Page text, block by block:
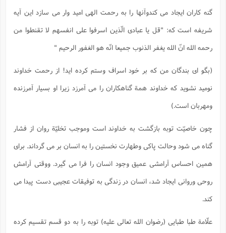
گنه کاران ایجاد می کندوآنها را به رحمت الهی امید وار می سازد این آیه
شریفه است که: "قل یا عبادی الّذین اسرفوا علی انفسهم لا تقنطوا من
رحمه الله انّ الله یغفر الذنوب جمیعا انّه هو الغفور الرحیم "
(بگو ای بندگان من که بر خود اسراف وستم کرده اید! از رحمت خداوند
نومید نشوید که خداوند همة گناهکاران را می آمرزد زیرا او بسیار آمرزنده
ومهربان است.)
چون خاصیّت توبه بازگشت به خداوند است وموجب تخلیّة روان از فشار
گناه می شود وحالت پاکی وطهارت نخستین را به انسان بر می گرداند. برای
همین احساس آرامشی عمیق وجود انسان را فرا می گیرد. ووقتی آرامش
روحی وروانی ایجاد شد، انسان در زندگی به توفیقات عجیبی دست پیدا می
کند.
علّامة طبا طبایی (رضوان الله تعالی علیه) توبه را به دو قسم تقسیم کرده